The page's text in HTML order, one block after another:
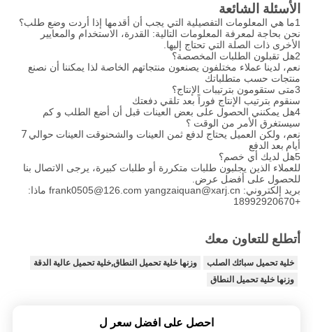
الأسئلة الشائعة
1ما هي المعلومات التفصيلية التي يجب أن أقدمها إذا أردت وضع طلب؟
نحن بحاجة لمعرفة المعلومات التالية: القدرة، الاستخدام والمعايير
الأخرى ذات الصلة التي تحتاج إليها.
2هل تقبلون الطلبات المخصصة؟
نعم، لدينا عملاء مختلفون يصنعون منتجاتهم الخاصة لذا يمكننا أن نصنع
منتجات حسب متطلباتك
3متى ستقومون بترتيبات الإنتاج؟
سنقوم بترتيب الإنتاج فوراً بعد تلقي دفعتك
4هل يمكنني الحصول على بعض العينات قبل أن أضع الطلب و كم
سيستغرق الأمر من الوقت ؟
نعم، ولكن العميل يحتاج لدفع ثمن العينات والشحن
وقت العينات حوالي 7
أيام بعد الدفع
5هل لديك أي خصم؟
للعملاء الذين يجلبون طلبات متكررة أو طلبات كبيرة، يرجى الاتصال بنا
للحصول على أفضل عرض.
بريد إلكتروني: frank0505@126.com yangzaiquan@xarj.cn ماذا:
+18992920670
أتطلع للتعاون معك
خلية تحميل سبائك الصلب
وزنها خلية تحميل النطاق,خلية تحميل عالية الدقة
وزنها خلية تحميل النطاق
احصل على افضل سعر ل